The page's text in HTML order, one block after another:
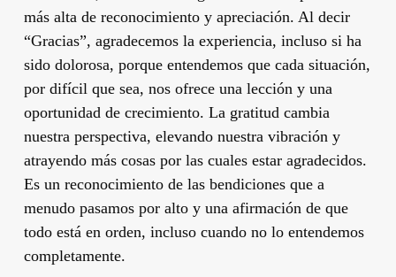
más alta de reconocimiento y apreciación. Al decir
“Gracias”, agradecemos la experiencia, incluso si ha
sido dolorosa, porque entendemos que cada situación,
por difícil que sea, nos ofrece una lección y una
oportunidad de crecimiento. La gratitud cambia
nuestra perspectiva, elevando nuestra vibración y
atrayendo más cosas por las cuales estar agradecidos.
Es un reconocimiento de las bendiciones que a
menudo pasamos por alto y una afirmación de que
todo está en orden, incluso cuando no lo entendemos
completamente.